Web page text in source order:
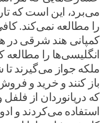
می‌برد، این است که
را مطالعه نمی‌کند.
کمپانی هند شرقی در
ملکه جواز می‌گیرند
باز کنند و خرید و
که دریانوردان از
استفاده می‌کردند و